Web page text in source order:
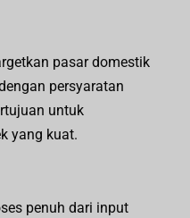
pasar domestik
persyaratan
untuk
yang kuat.
penuh dari input